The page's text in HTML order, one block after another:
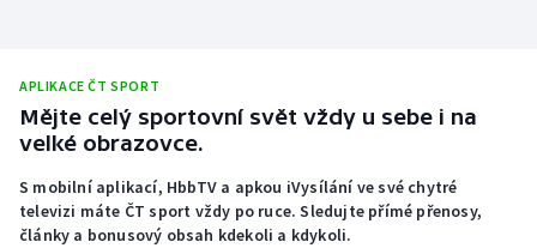
Vodní slalom
Volejbal
Ostatní
APLIKACE ČT SPORT
Mějte celý sportovní svět vždy u sebe i na
velké obrazovce.
S mobilní aplikací, HbbTV a apkou iVysílání ve své chytré
televizi máte ČT sport vždy po ruce. Sledujte přímé přenosy,
články a bonusový obsah kdekoli a kdykoli.